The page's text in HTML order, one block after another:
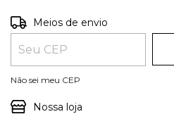
Entregas para o CEP:
Meios de envio
Não sei meu CEP
Nossa loja